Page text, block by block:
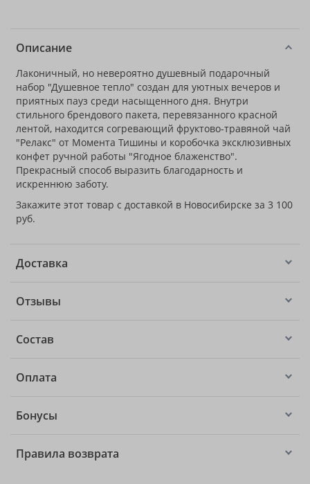
Описание
Лаконичный, но невероятно душевный подарочный
набор "Душевное тепло" создан для уютных вечеров и
приятных пауз среди насыщенного дня. Внутри
стильного брендового пакета, перевязанного красной
лентой, находится согревающий фруктово-травяной чай
"Релакс" от Момента Тишины и коробочка эксклюзивных
конфет ручной работы "Ягодное блаженство".
Прекрасный способ выразить благодарность и
искреннюю заботу.
Закажите этот товар с доставкой в Новосибирске за 3 100
руб.
Доставка
Отзывы
Состав
Оплата
Бонусы
Правила возврата